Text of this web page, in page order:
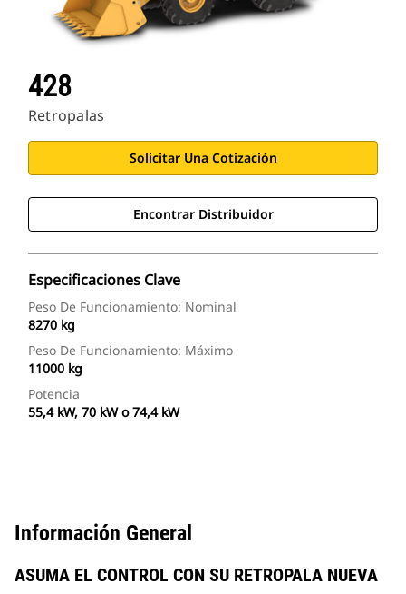
428
Retropalas
Solicitar Una Cotización
Encontrar Distribuidor
Especificaciones Clave
Peso De Funcionamiento: Nominal
8270 kg
Peso De Funcionamiento: Máximo
11000 kg
Potencia
55,4 kW, 70 kW o 74,4 kW
Información General
ASUMA EL CONTROL CON SU RETROPALA NUEVA